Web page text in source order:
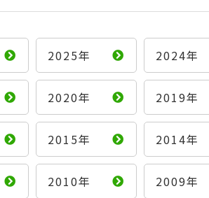
2025年 2024年
2020年 2019年
2015年 2014年
2010年 2009年